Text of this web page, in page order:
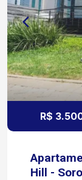
R$
Hill -